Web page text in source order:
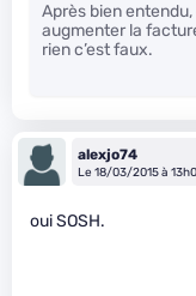
Après bien
augmenter la
rien c’est faux.
alexjo74
Le 18/03/2015 à
oui SOSH.